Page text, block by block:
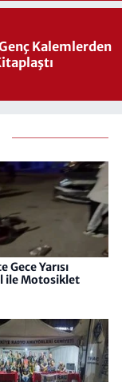
Kalemlerden
Gece Yarısı
ile Motosiklet